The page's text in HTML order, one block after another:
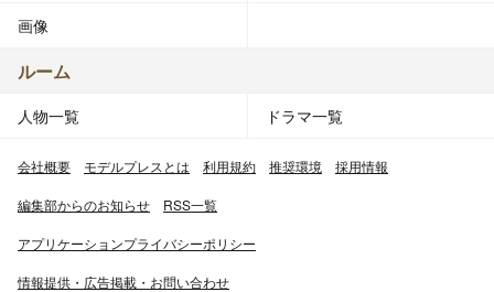
画像
ルーム
人物一覧 ドラマ一覧
会社概要 モデルプレスとは 利用規約 推奨環境 採用情報
編集部からのお知らせ RSS一覧
アプリケーションプライバシーポリシー
情報提供・広告掲載・お問い合わせ